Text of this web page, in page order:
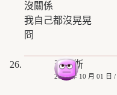
沒關係
我自己都沒晃晃
冏
查爾斯
2008 年 10 月 01 日 /